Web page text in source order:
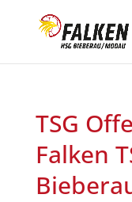
TSG
Falken